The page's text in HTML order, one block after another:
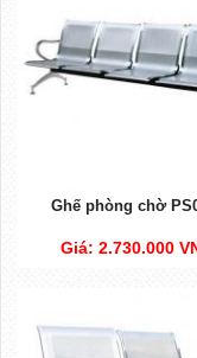
Ghế phòng chờ
Giá: 2.730.000